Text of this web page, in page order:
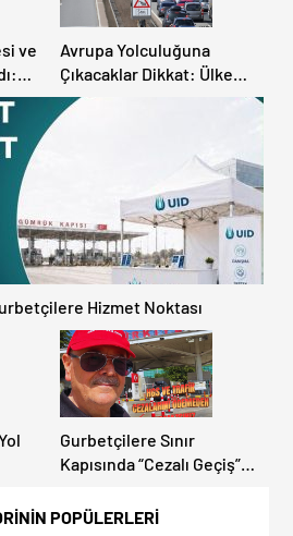
POPÜLERLERİ
ve
Avrupa Yolculuğuna
Çıkacaklar Dikkat: Ülke
Ülke Güncel Trafik Kuralları,
Avrupa Otoyol Hız Limitleri
Hizmet Noktası
Gurbetçilere Sınır
Kapısında “Cezalı Geçiş”
Dışına Çıkamıyor!